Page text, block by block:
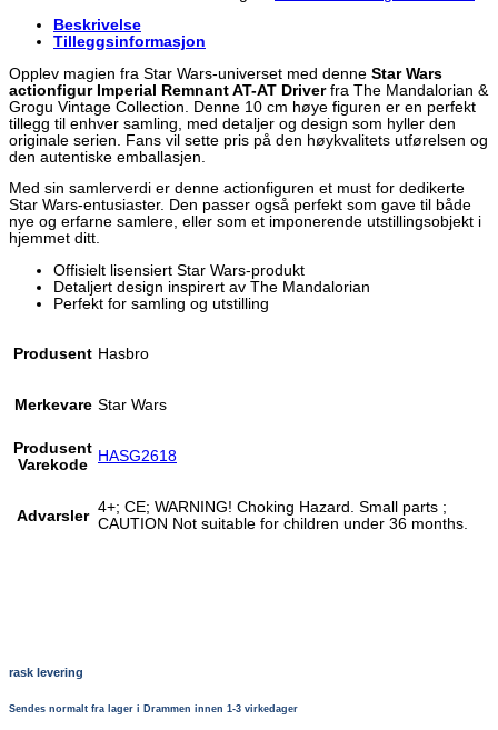
Grogu
Vintage
Action
Figure
Imperial
Remnant
AT-
AT
Driver
10
cm
antall
Beskrivelse
Tilleggsinformasjon
Opplev magien fra Star Wars-universet med denne Star Wars
actionfigur Imperial Remnant AT-AT Driverfra The Mandalorian &
Grogu Vintage Collection. Denne 10 cm høye figuren er en perfekt
tillegg til enhver samling, med detaljer og design som hyller den
originale serien. Fans vil sette pris på den høykvalitets utførelsen og
den autentiske emballasjen.
Med sin samlerverdi er denne actionfiguren et must for dedikerte
Star Wars-entusiaster. Den passer også perfekt som gave til både
nye og erfarne samlere, eller som et imponerende utstillingsobjekt i
hjemmet ditt.
Offisielt lisensiert Star Wars-produkt
Detaljert design inspirert av The Mandalorian
Perfekt for samling og utstilling
Produsent Hasbro
Merkevare Star Wars
Produsent
Varekode
HASG2618
Advarsler 4+; CE; WARNING! Choking Hazard. Small parts ;
CAUTION Not suitable for children under 36 months.
rask levering
Sendes normalt fra lager i Drammen innen 1-3 virkedager